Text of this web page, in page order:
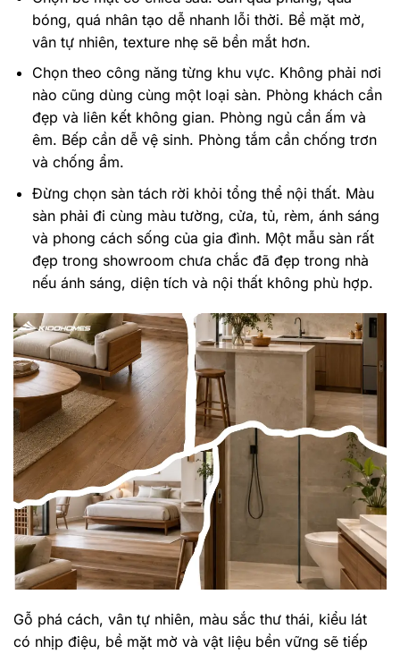
bóng, quá nhân tạo dễ nhanh lỗi thời. Bề mặt mờ,
vân tự nhiên, texture nhẹ sẽ bền mắt hơn.
Chọn theo công năng từng khu vực. Không phải nơi
nào cũng dùng cùng một loại sàn. Phòng khách cần
đẹp và liên kết không gian. Phòng ngủ cần ấm và
êm. Bếp cần dễ vệ sinh. Phòng tắm cần chống trơn
và chống ẩm.
Đừng chọn sàn tách rời khỏi tổng thể nội thất. Màu
sàn phải đi cùng màu tường, cửa, tủ, rèm, ánh sáng
và phong cách sống của gia đình. Một mẫu sàn rất
đẹp trong showroom chưa chắc đã đẹp trong nhà
nếu ánh sáng, diện tích và nội thất không phù hợp.
Gỗ phá cách, vân tự nhiên, màu sắc thư thái, kiểu lát
có nhịp điệu, bề mặt mờ và vật liệu bền vững sẽ tiếp